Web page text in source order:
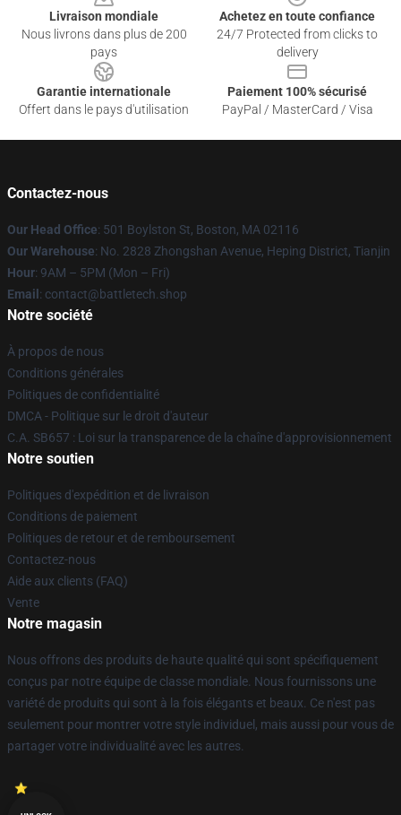
Livraison mondiale
Nous livrons dans plus de 200
pays
Achetez en toute confiance
24/7 Protected from clicks to
delivery
Garantie internationale
Offert dans le pays d'utilisation
Paiement 100% sécurisé
PayPal / MasterCard / Visa
Contactez-nous
Our Head Office: 501 Boylston St, Boston, MA 02116
Our Warehouse: No. 2828 Zhongshan Avenue, Heping District, Tianjin
Hour: 9AM – 5PM (Mon – Fri)
Email : contact@battletech.shop
Notre société
À propos de nous
Conditions générales
Politiques de confidentialité
DMCA - Politique sur le droit d'auteur
C.A. SB657 : Loi sur la transparence de la chaîne d'approvisionnement
Notre soutien
Politiques d'expédition et de livraison
Conditions de paiement
Politiques de retour et de remboursement
Contactez-nous
Aide aux clients (FAQ)
Vente
Notre magasin
Nous offrons des produits de haute qualité qui sont spécifiquement
conçus par notre équipe de classe mondiale. Nous fournissons une
variété de produits qui sont à la fois élégants et beaux. Ce n'est pas
seulement pour montrer votre style individuel, mais aussi pour vous de
partager votre individualité avec les autres.